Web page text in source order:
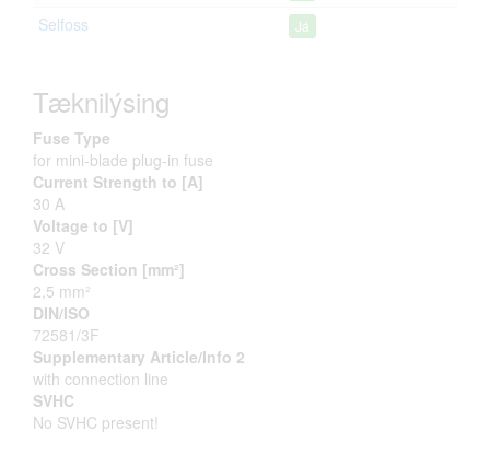
Selfoss Já
Tæknilýsing
Fuse Type
for mini-blade plug-in fuse
Current Strength to [A]
30 A
Voltage to [V]
32 V
Cross Section [mm²]
2,5 mm²
DIN/ISO
72581/3F
Supplementary Article/Info 2
with connection line
SVHC
No SVHC present!